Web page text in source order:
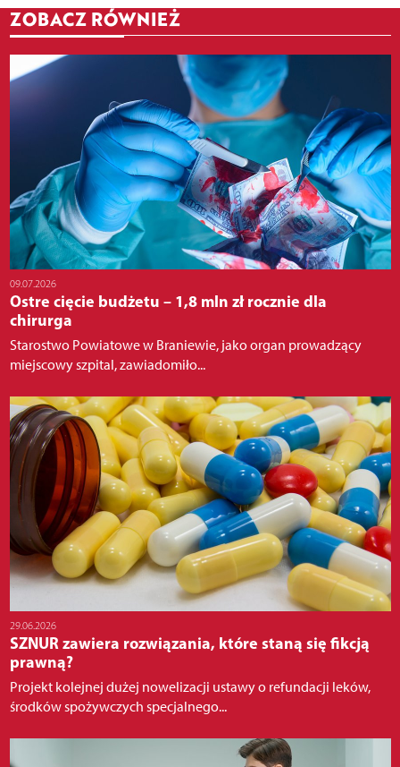
ZOBACZ RÓWNIEŻ
09.07.2026
Ostre cięcie budżetu – 1,8 mln zł rocznie dla
chirurga
Starostwo Powiatowe w Braniewie, jako organ prowadzący
miejscowy szpital, zawiadomiło...
29.06.2026
SZNUR zawiera rozwiązania, które staną się fikcją
prawną?
Projekt kolejnej dużej nowelizacji ustawy o refundacji leków,
środków spożywczych specjalnego...